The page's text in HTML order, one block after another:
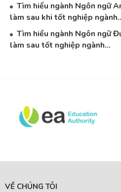
Tìm hiểu ngành Ngôn ngữ
làm sau khi tốt nghiệp
Tìm hiểu ngành Ngôn ngữ
làm sau tốt nghiệp ngành...
VỀ CHÚNG TÔI